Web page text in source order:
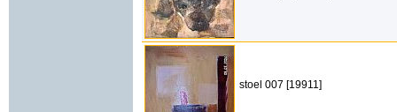
stoel 007 [19911]